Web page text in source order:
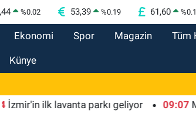
%0.02 53,39 %0.19 61,60 %
Ekonomi Spor Magazin Tüm
Künye
ilk lavanta parkı geliyor 09:07